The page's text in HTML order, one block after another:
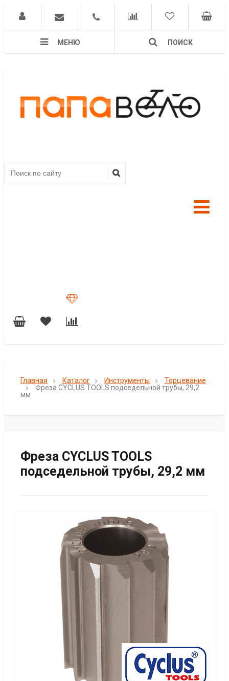
МЕНЮ ПОИСК
Главная Каталог Инструменты
Торцевание
Фреза CYCLUS TOOLS подседельной трубы, 29,2
мм
Фреза CYCLUS TOOLS
подседельной трубы, 29,2 мм